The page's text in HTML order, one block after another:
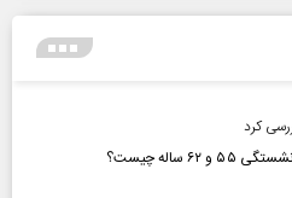
کرد
ساله چیست؟